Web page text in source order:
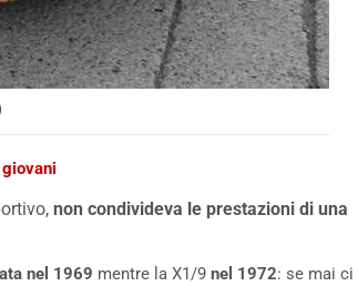
non condivideva le prestazioni di una
nel 1969 mentre la X1/9 nel 1972: se mai ci